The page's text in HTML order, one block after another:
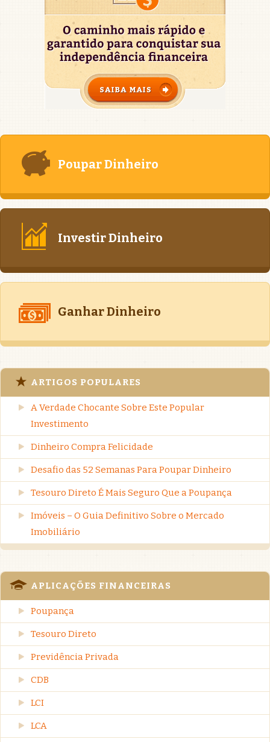
Poupar Dinheiro
Investir Dinheiro
Ganhar Dinheiro
ARTIGOS POPULARES
A Verdade Chocante Sobre Este Popular
Investimento
Dinheiro Compra Felicidade
Desafio das 52 Semanas Para Poupar Dinheiro
Tesouro Direto É Mais Seguro Que a Poupança
Imóveis – O Guia Definitivo Sobre o Mercado
Imobiliário
APLICAÇÕES FINANCEIRAS
Poupança
Tesouro Direto
Previdência Privada
CDB
LCI
LCA